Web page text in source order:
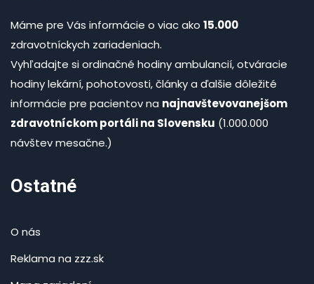
Máme pre Vás informácie o viac ako 15.000
zdravotníckych zariadeniach.
Vyhľadajte si ordinačné hodiny ambulancií, otváracie
hodiny lekární, pohotovosti, články a ďalšie dôležité
informácie pre pacientov na najnavštevovanejšom
zdravotníckom portáli na Slovensku (1.000.000
návštev mesačne.)
Ostatné
O nás
Reklama na zzz.sk